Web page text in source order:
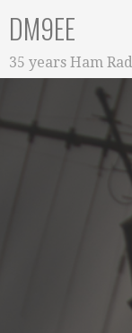
Inhalt
springen
DM9EE
35 years Ham